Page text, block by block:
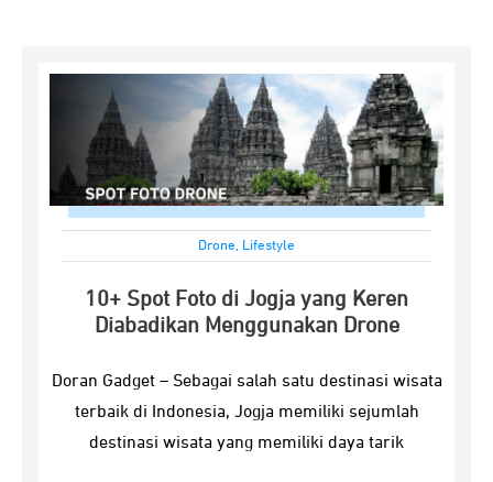
Drone, Lifestyle
10+ Spot Foto di Jogja yang Keren
Diabadikan Menggunakan Drone
Doran Gadget – Sebagai salah satu destinasi wisata
terbaik di Indonesia, Jogja memiliki sejumlah
destinasi wisata yang memiliki daya tarik